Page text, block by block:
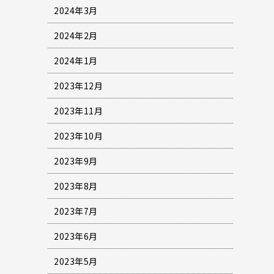
2024年3月
2024年2月
2024年1月
2023年12月
2023年11月
2023年10月
2023年9月
2023年8月
2023年7月
2023年6月
2023年5月